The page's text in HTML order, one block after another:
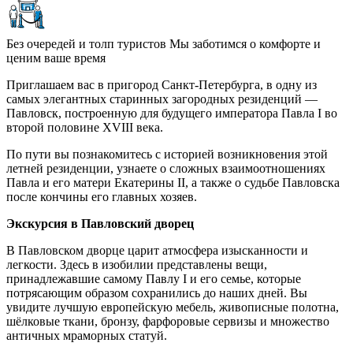
Без очередей и толп туристов Мы заботимся о комфорте и
ценим ваше время
Приглашаем вас в пригород Санкт-Петербурга, в одну из
самых элегантных старинных загородных резиденций —
Павловск, построенную для будущего императора Павла I во
второй половине XVIII века.
По пути вы познакомитесь с историей возникновения этой
летней резиденции, узнаете о сложных взаимоотношениях
Павла и его матери Екатерины II, а также о судьбе Павловска
после кончины его главных хозяев.
Экскурсия в Павловский дворец
В Павловском дворце царит атмосфера изысканности и
легкости. Здесь в изобилии представлены вещи,
принадлежавшие самому Павлу I и его семье, которые
потрясающим образом сохранились до наших дней. Вы
увидите лучшую европейскую мебель, живописные полотна,
шёлковые ткани, бронзу, фарфоровые сервизы и множество
античных мраморных статуй.